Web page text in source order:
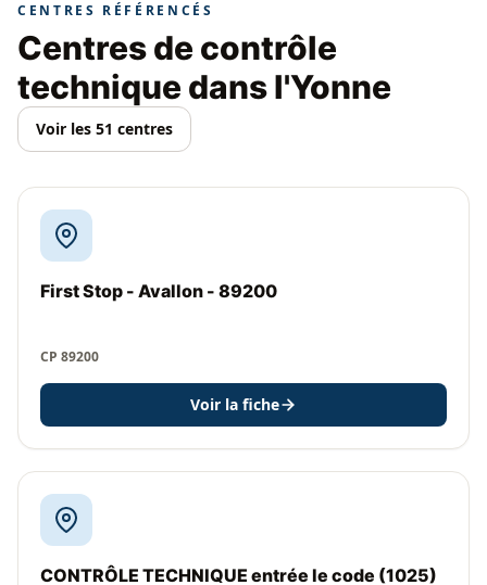
CENTRES RÉFÉRENCÉS
Centres de contrôle
technique dans l'Yonne
Voir les 51 centres
First Stop - Avallon - 89200
CP 89200
Voir la fiche
CONTRÔLE TECHNIQUE entrée le code (1025)